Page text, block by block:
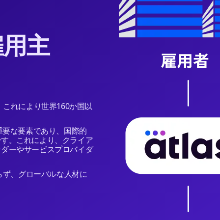
主
れにより世界160か国以
な要素であり、国際的
。これにより、クライア
ーやサービスプロバイダ
、グローバルな人材に